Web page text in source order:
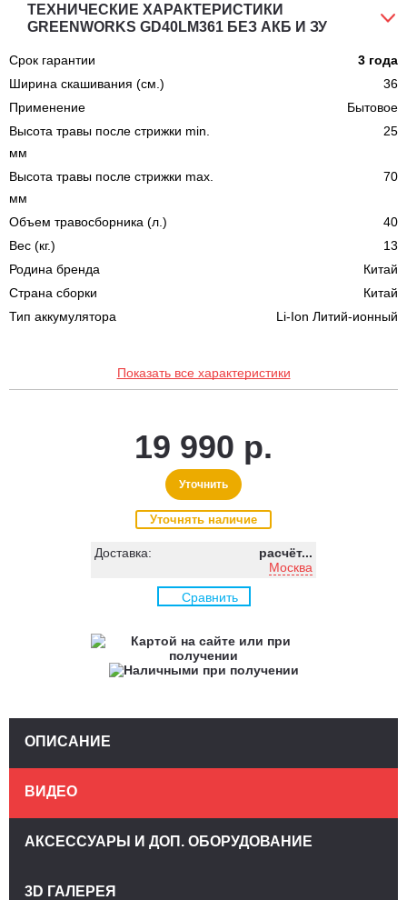
ТЕХНИЧЕСКИЕ ХАРАКТЕРИСТИКИ
GREENWORKS GD40LM361 БЕЗ АКБ И ЗУ
Срок гарантии
3 года
Ширина скашивания (см.)
36
Применение
Бытовое
Высота травы после стрижки min.
мм
25
Высота травы после стрижки max.
мм
70
Объем травосборника (л.)
40
Вес (кг.)
13
Родина бренда
Китай
Страна сборки
Китай
Тип аккумулятора
Li-Ion Литий-ионный
Показать все характеристики
19 990 р.
Уточнить
Уточнять наличие
Доставка:
расчёт...
Москва
Сравнить
ОПИСАНИЕ
ВИДЕО
АКСЕССУАРЫ И ДОП. ОБОРУДОВАНИЕ
3D ГАЛЕРЕЯ